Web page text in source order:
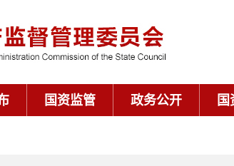
国资监管 政务公开 国